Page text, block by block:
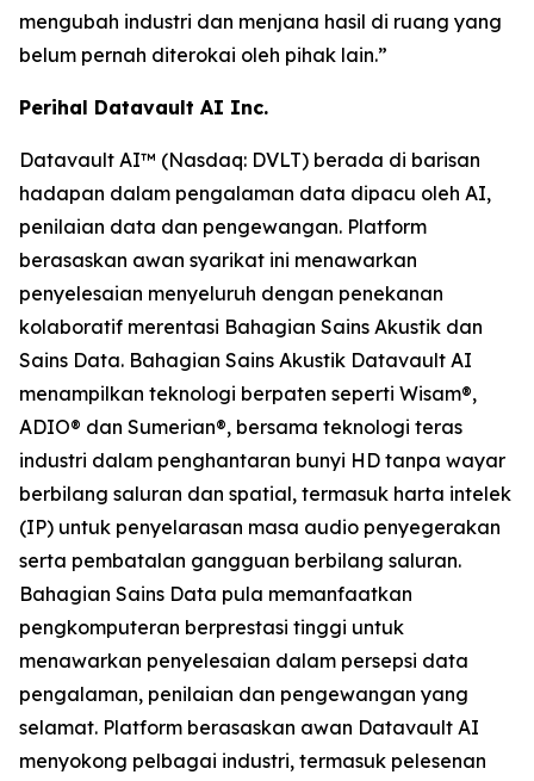
mengubah industri dan menjana hasil di ruang yang
belum pernah diterokai oleh pihak lain.”
Perihal Datavault AI Inc.
Datavault AI™ (Nasdaq: DVLT) berada di barisan
hadapan dalam pengalaman data dipacu oleh AI,
penilaian data dan pengewangan. Platform
berasaskan awan syarikat ini menawarkan
penyelesaian menyeluruh dengan penekanan
kolaboratif merentasi Bahagian Sains Akustik dan
Sains Data. Bahagian Sains Akustik Datavault AI
menampilkan teknologi berpaten seperti Wisam®,
ADIO® dan Sumerian®, bersama teknologi teras
industri dalam penghantaran bunyi HD tanpa wayar
berbilang saluran dan spatial, termasuk harta intelek
(IP) untuk penyelarasan masa audio penyegerakan
serta pembatalan gangguan berbilang saluran.
Bahagian Sains Data pula memanfaatkan
pengkomputeran berprestasi tinggi untuk
menawarkan penyelesaian dalam persepsi data
pengalaman, penilaian dan pengewangan yang
selamat. Platform berasaskan awan Datavault AI
menyokong pelbagai industri, termasuk pelesenan